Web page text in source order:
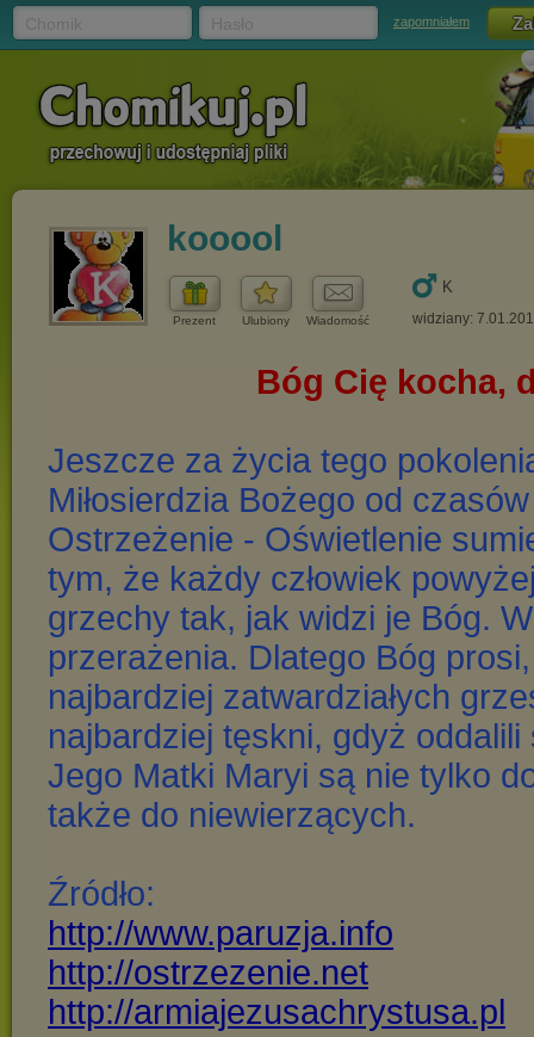
zapomniałem
kooool
Prezent Ulubiony Wiadomość
K
widziany: